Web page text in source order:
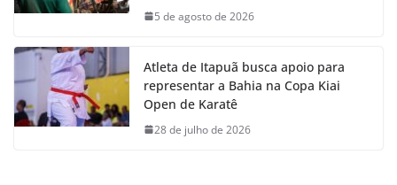
5 de agosto de 2026
Atleta de Itapuã busca apoio para
representar a Bahia na Copa Kiai
Open de Karatê
28 de julho de 2026